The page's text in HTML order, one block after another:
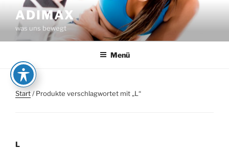
Inhalt
springen
ADIMAX
was uns bewegt
Menü
Start/ Produkte verschlagwortet mit „L“
L